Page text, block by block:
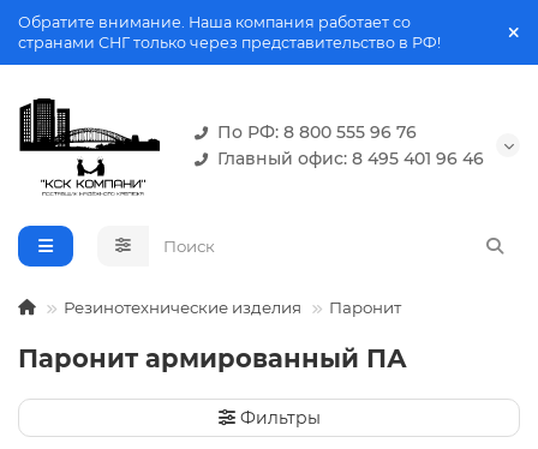
Обратите внимание. Наша компания работает со
странами СНГ только через представительство в РФ!
По РФ: 8 800 555 96 76
Главный офис: 8 495 401 96 46
Резинотехнические изделия Паронит
Паронит армированный ПА
Фильтры